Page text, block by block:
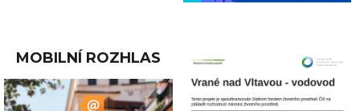
MOBILNÍ ROZHLAS